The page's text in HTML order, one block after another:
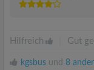
Hilfreich Gut
kgsbus und 8